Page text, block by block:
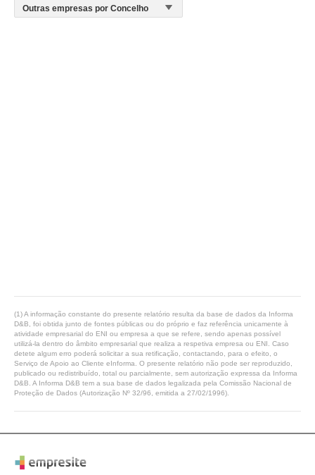
(1) A informação constante do presente relatório resulta da base de dados da Informa
D&B, foi obtida junto de fontes públicas ou do próprio e faz referência unicamente à
atividade empresarial do ENI ou empresa a que se refere, sendo apenas possível
utilizá-la dentro do âmbito empresarial que realiza a respetiva empresa ou ENI. Caso
detete algum erro poderá solicitar a sua retificação, contactando, para o efeito, o
Serviço de Apoio ao Cliente eInforma. O presente relatório não pode ser reproduzido,
publicado ou redistribuído, total ou parcialmente, sem autorização expressa da Informa
D&B. A Informa D&B tem a sua base de dados legalizada pela Comissão Nacional de
Proteção de Dados (Autorização Nº 32/96, emitida a 27/02/1996).